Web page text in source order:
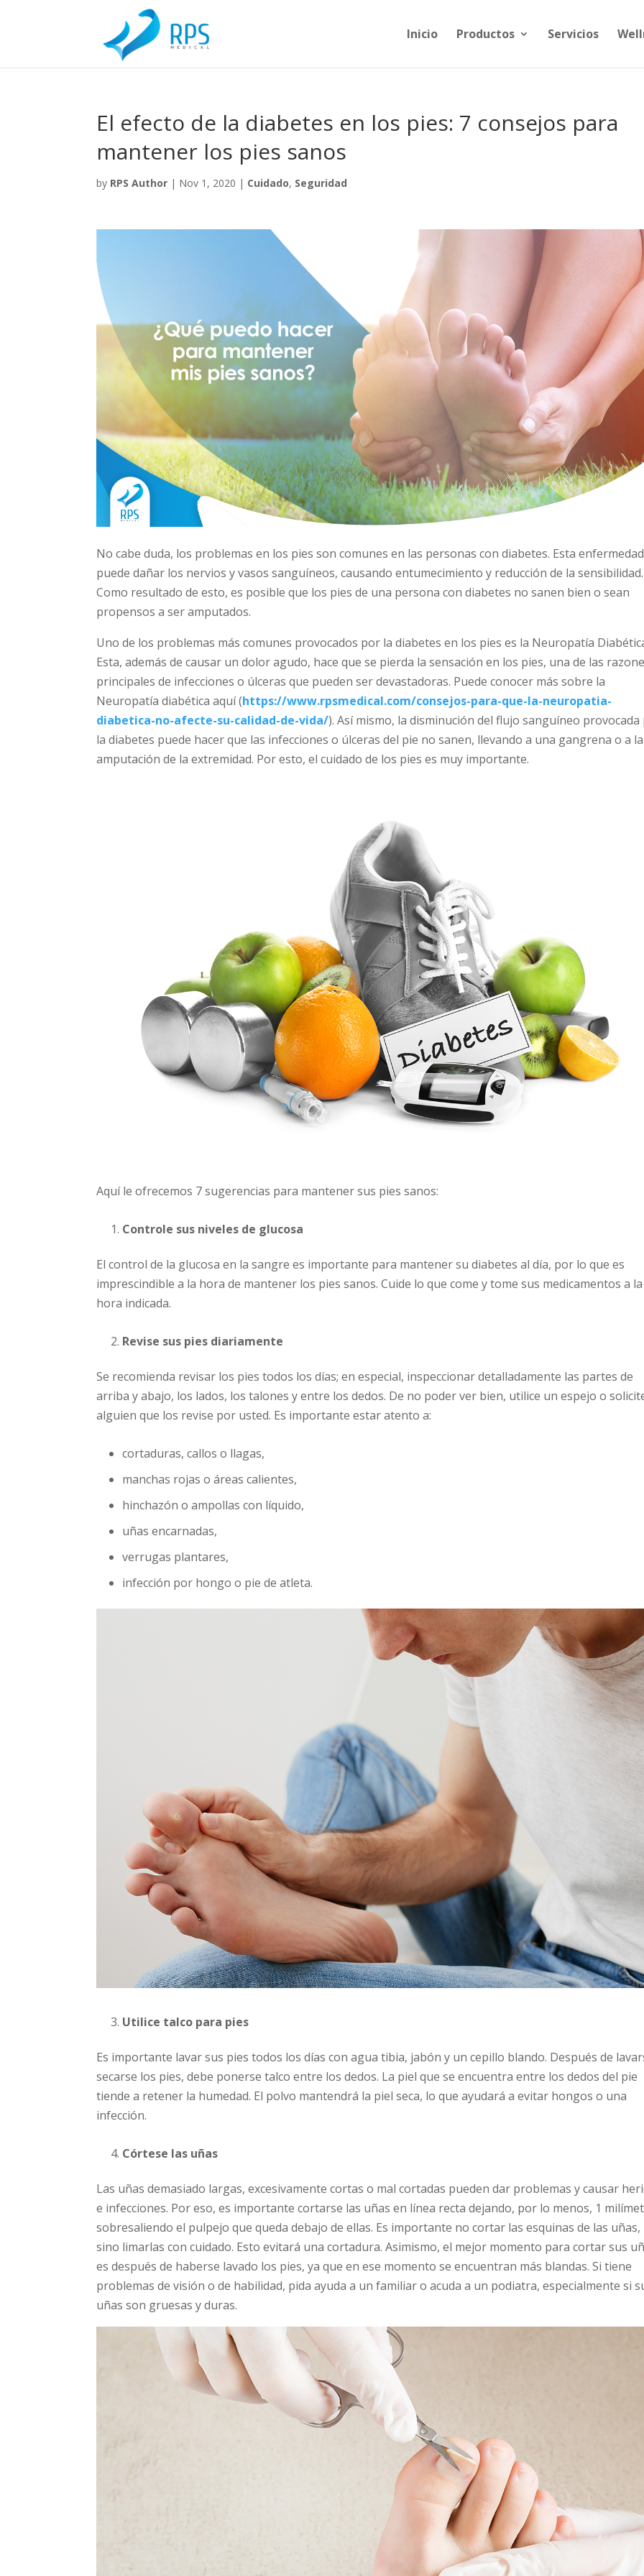
Inicio Productos Servicios
El efecto de la diabetes en los pies: 7 consejos para
mantener los pies sanos
by RPS Author | Nov 1, 2020 | Cuidado, Seguridad
No cabe duda, los problemas en los pies son comunes en las personas con diabetes. Esta enfermedad
puede dañar los nervios y vasos sanguíneos, causando entumecimiento y reducción de la sensibilidad.
Como resultado de esto, es posible que los pies de una persona con diabetes no sanen bien o sean
propensos a ser amputados.
Uno de los problemas más comunes provocados por la diabetes en los pies es la Neuropatía
Esta, además de causar un dolor agudo, hace que se pierda la sensación en los pies, una de las
principales de infecciones o úlceras que pueden ser devastadoras. Puede conocer más sobre la
Neuropatía diabética aquí (https://www.rpsmedical.com/consejos-para-que-la-neuropatia-
diabetica-no-afecte-su-calidad-de-vida/). Así mismo, la disminución del flujo sanguíneo
la diabetes puede hacer que las infecciones o úlceras del pie no sanen, llevando a una gangrena o a la
amputación de la extremidad. Por esto, el cuidado de los pies es muy importante.
Aquí le ofrecemos 7 sugerencias para mantener sus pies sanos:
Controle sus niveles de glucosa
El control de la glucosa en la sangre es importante para mantener su diabetes al día, por lo que es
imprescindible a la hora de mantener los pies sanos. Cuide lo que come y tome sus medicamentos a la
hora indicada.
Revise sus pies diariamente
Se recomienda revisar los pies todos los días; en especial, inspeccionar detalladamente las partes de
arriba y abajo, los lados, los talones y entre los dedos. De no poder ver bien, utilice un espejo o
alguien que los revise por usted. Es importante estar atento a:
cortaduras, callos o llagas,
manchas rojas o áreas calientes,
hinchazón o ampollas con líquido,
uñas encarnadas,
verrugas plantares,
infección por hongo o pie de atleta.
Utilice talco para pies
Es importante lavar sus pies todos los días con agua tibia, jabón y un cepillo blando. Después de
secarse los pies, debe ponerse talco entre los dedos. La piel que se encuentra entre los dedos del pie
tiende a retener la humedad. El polvo mantendrá la piel seca, lo que ayudará a evitar hongos o una
infección.
Córtese las uñas
Las uñas demasiado largas, excesivamente cortas o mal cortadas pueden dar problemas y causar
e infecciones. Por eso, es importante cortarse las uñas en línea recta dejando, por lo menos, 1
sobresaliendo el pulpejo que queda debajo de ellas. Es importante no cortar las esquinas de las uñas,
sino limarlas con cuidado. Esto evitará una cortadura. Asimismo, el mejor momento para cortar sus
es después de haberse lavado los pies, ya que en ese momento se encuentran más blandas. Si tiene
problemas de visión o de habilidad, pida ayuda a un familiar o acuda a un podiatra, especialmente si
uñas son gruesas y duras.